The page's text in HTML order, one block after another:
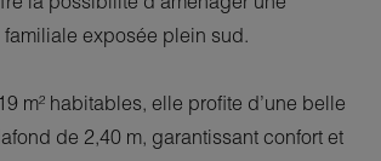
exposée plein sud.
m² habitables, elle profite d’une belle
de 2,40 m, garantissant confort et